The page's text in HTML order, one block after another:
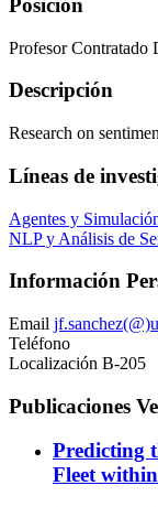
Posición
Profesor Contratado
Descripción
Research on
Líneas de
Agentes y
NLP y Análisis de
Información
Email
Teléfono
Localización B-205
Publicaciones
Predicting
Fleet